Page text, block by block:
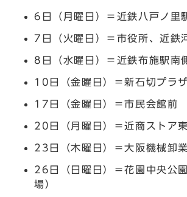
6日（月曜日）＝近鉄八戸ノ里
7日（火曜日）＝市役所、近鉄
8日（水曜日）＝近鉄布施駅南側
10日（金曜日）＝新石切プラザ
17日（金曜日）＝市民会館前
20日（月曜日）＝近商ストア
23日（木曜日）＝大阪機械卸
26日（日曜日）＝花園中央公
場）